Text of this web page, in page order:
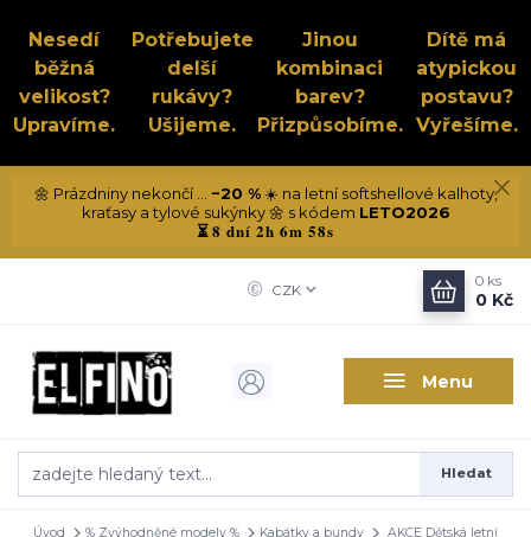
Nesedí
běžná
velikost?
Upravíme.
Potřebujete
delší
rukávy?
Ušijeme.
Jinou
kombinaci
barev?
Přizpůsobíme.
Dítě má
atypickou
postavu?
Vyřešíme.
🌼 Prázdniny nekončí ... −20 %☀️ na letní softshellové kalhoty,
kraťasy a tylové sukýnky 🌼 s kódem LETO2026
⏳8 dní 2h 6m 57s
Menu
CZK
Hledat
0 ks
0 Kč
Úvod % Zvýhodněné modely % Kabátky a bundy
AKCE Dětská letní